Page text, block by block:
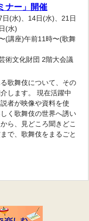
ナー」開催
日(水)、14日(水)、21日
(水)
(講座)午前11時〜(歌舞
術文化財団 2階大会議
歌舞伎について、その
します。 現在活躍中
者が映像や資料を使
く歌舞伎の世界へ誘い
ら、見どころ聞きどこ
で、歌舞伎をまるごと